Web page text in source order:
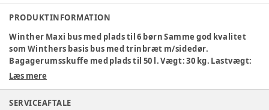
PRODUKTINFORMATION
Winther Maxi bus med plads til 6 børn Samme god kvalitet
som Winthers basis bus med trinbræt m/sidedør.
Bagagerumsskuffe med plads til 50 l. Vægt: 30 kg. Lastvægt:
125 kg. Mål: L 175 x B 75 x H 105 cm. Højde til indstigningstrin:
Læs mere
SERVICEAFTALE